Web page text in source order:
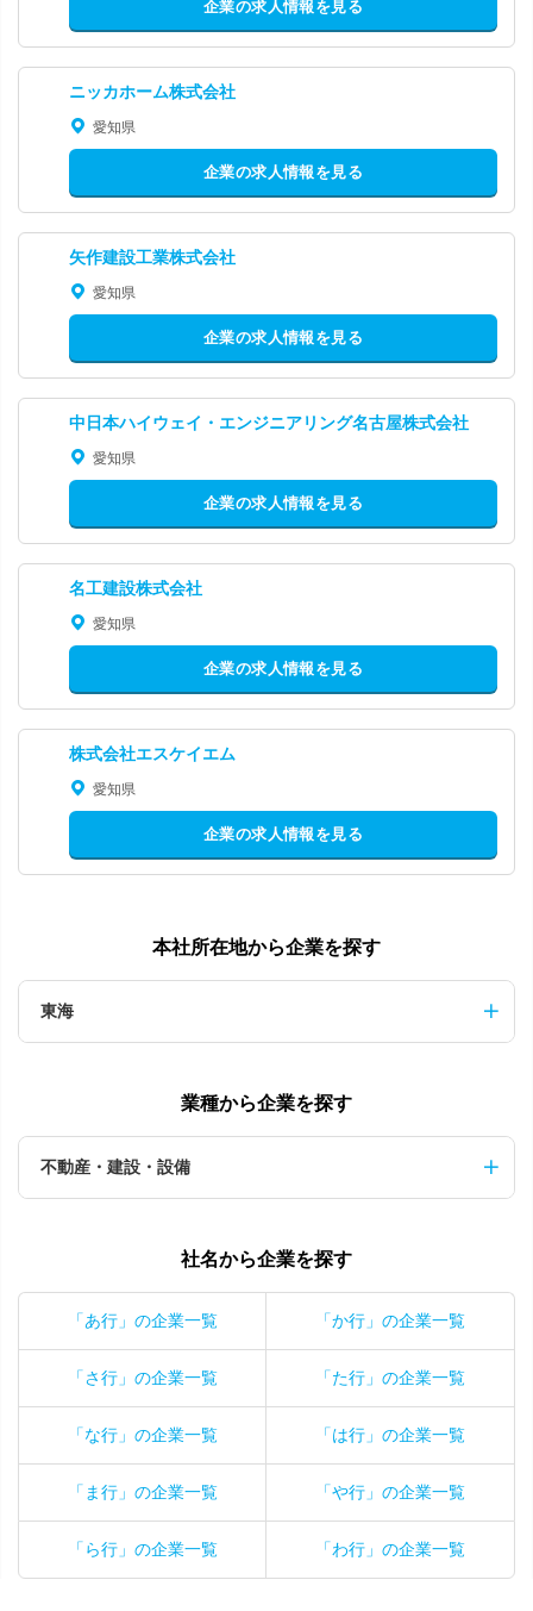
企業の求人情報を見る
ニッカホーム株式会社
愛知県
企業の求人情報を見る
矢作建設工業株式会社
愛知県
企業の求人情報を見る
中日本ハイウェイ・エンジニアリング名古屋株式会社
愛知県
企業の求人情報を見る
名工建設株式会社
愛知県
企業の求人情報を見る
株式会社エスケイエム
愛知県
企業の求人情報を見る
本社所在地から企業を探す
東海
業種から企業を探す
不動産・建設・設備
社名から企業を探す
「あ行」の企業一覧 「か行」の企業一覧
「さ行」の企業一覧 「た行」の企業一覧
「な行」の企業一覧 「は行」の企業一覧
「ま行」の企業一覧 「や行」の企業一覧
「ら行」の企業一覧 「わ行」の企業一覧